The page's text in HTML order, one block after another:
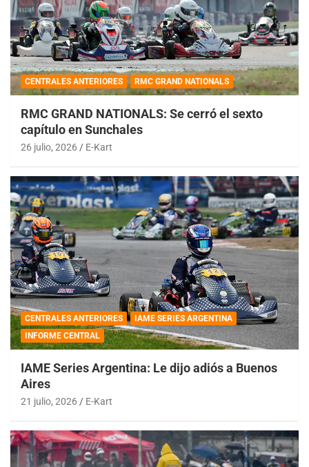
CENTRALES ANTERIORES RMC GRAND NATIONALS
RMC GRAND NATIONALS: Se cerró el sexto
capítulo en Sunchales
26 julio, 2026 E-Kart
CENTRALES ANTERIORES
IAME SERIES ARGENTINA
INFORME CENTRAL
IAME Series Argentina: Le dijo adiós a Buenos
Aires
21 julio, 2026 E-Kart